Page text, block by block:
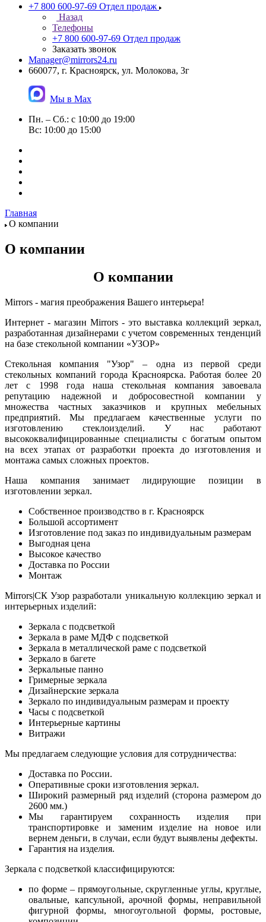
+7 800 600-97-69 Отдел продаж
Назад
Телефоны
+7 800 600-97-69 Отдел продаж
Заказать звонок
Manager@mirrors24.ru
660077, г. Красноярск, ул. Молокова, 3г
Мы в Max
Пн. – Сб.: с 10:00 до 19:00
Вс: 10:00 до 15:00
Главная
О компании
О компании
О компании
Mirrors - магия преображения Вашего интерьера!
Интернет - магазин Mirrors - это выставка коллекций зеркал,
разработанная дизайнерами с учетом современных тенденций
на базе стекольной компании «УЗОР»
Стекольная компания "Узор" – одна из первой среди
стекольных компаний города Красноярска. Работая более 20
лет с 1998 года наша стекольная компания завоевала
репутацию надежной и добросовестной компании у
множества частных заказчиков и крупных мебельных
предприятий. Мы предлагаем качественные услуги по
изготовлению стеклоизделий. У нас работают
высококвалифицированные специалисты с богатым опытом
на всех этапах от разработки проекта до изготовления и
монтажа самых сложных проектов.
Наша компания занимает лидирующие позиции в
изготовлении зеркал.
Собственное производство в г. Красноярск
Большой ассортимент
Изготовление под заказ по индивидуальным размерам
Выгодная цена
Высокое качество
Доставка по России
Монтаж
Mirrors|СК Узор разработали уникальную коллекцию зеркал и
интерьерных изделий:
Зеркала с подсветкой
Зеркала в раме МДФ с подсветкой
Зеркала в металлической раме с подсветкой
Зеркало в багете
Зеркальные панно
Гримерные зеркала
Дизайнерские зеркала
Зеркало по индивидуальным размерам и проекту
Часы с подсветкой
Интерьерные картины
Витражи
Мы предлагаем следующие условия для сотрудничества:
Доставка по России.
Оперативные сроки изготовления зеркал.
Широкий размерный ряд изделий (сторона размером до
2600 мм.)
Мы гарантируем сохранность изделия при
транспортировке и заменим изделие на новое или
вернем деньги, в случаи, если будут выявлены дефекты.
Гарантия на изделия.
Зеркала с подсветкой классифицируются:
по форме – прямоугольные, скругленные углы, круглые,
овальные, капсульной, арочной формы, неправильной
фигурной формы, многоугольной формы, ростовые,